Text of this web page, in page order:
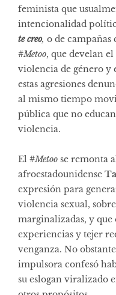
feminista que
intencionalidad
te creo, o de
#Metoo, que develan
violencia de género y
estas agresiones
al mismo tiempo
pública que no
violencia.
El #Metoo se remonta
afroestadounidense
expresión para
violencia sexual,
marginalizadas, y que
experiencias y tejer
venganza. No
impulsora confesó
su eslogan viralizado